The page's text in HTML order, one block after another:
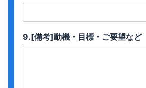
9.[備考]動機・目標・ご要望など